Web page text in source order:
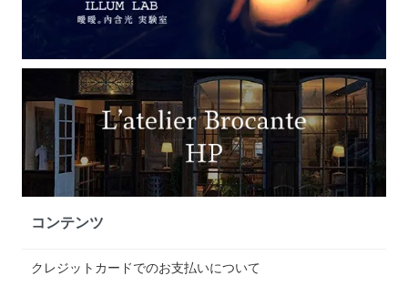
コンテンツ
クレジットカードでのお支払いについて